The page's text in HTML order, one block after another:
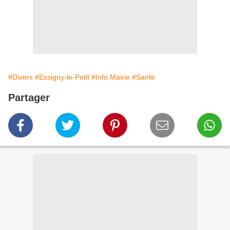
#Divers #Essigny-le-Petit #Info Mairie #Santé
Partager